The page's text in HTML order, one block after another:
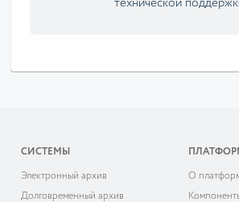
технической
СИСТЕМЫ
Электронный архив
Долговременный архив
О